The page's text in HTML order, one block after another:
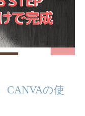
CANVAの使